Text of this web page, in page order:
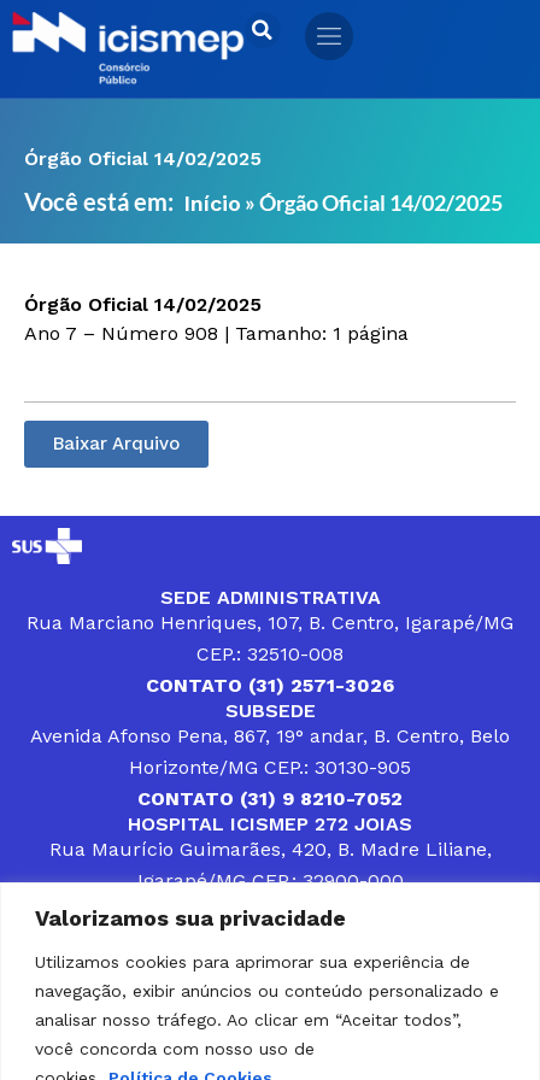
Valorizamos sua privacidade
Utilizamos cookies para aprimorar sua experiência de
navegação, exibir anúncios ou conteúdo personalizado e
analisar nosso tráfego. Ao clicar em “Aceitar todos”,
você concorda com nosso uso de
Ir
para
Órgão Oficial 14/02/2025
Você está em: Início »Órgão Oficial 14/02/2025
Órgão Oficial 14/02/2025
Ano 7 – Número 908 | Tamanho: 1 página
Baixar Arquivo
SEDE ADMINISTRATIVA
Rua Marciano Henriques, 107, B. Centro, Igarapé/MG
CEP.: 32510-008
CONTATO (31) 2571-3026
SUBSEDE
Avenida Afonso Pena, 867, 19° andar, B. Centro, Belo
Horizonte/MG CEP.: 30130-905
CONTATO (31) 9 8210-7052
HOSPITAL ICISMEP 272 JOIAS
Rua Maurício Guimarães, 420, B. Madre Liliane,
Igarapé/MG CEP.: 32900-000
CONTATOS (31) 3512-4400 ou (31) 9 8309-8660
DESENVOLVER SOLUÇÕES, AÇÕES E SERVIÇOS
PÚBLICOS QUE COMPLEMENTEM A ASSISTÊNCIA À
POPULAÇÃO DA REGIÃO EM QUE ATUA, SENDO
PARCEIRO DOS MUNICÍPIOS CONSORCIADOS NA
SOLUÇÃO DE DIFICULDADES ENFRENTADAS POR
GESTORES MUNICIPAIS, É O COMPROMISSO DO
ICISMEP.